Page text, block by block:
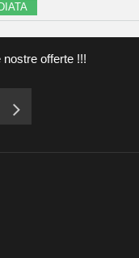
offerte !!!